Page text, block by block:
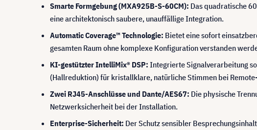
Smarte Formgebung (MXA925B-S-60CM): Das quadratische
eine architektonisch saubere, unauffällige Integration.
Automatic Coverage™ Technologie: Bietet eine sofort
gesamten Raum ohne komplexe Konfiguration verstanden
KI-gestützter IntelliMix® DSP: Integrierte Signalverarbeitung
(Hallreduktion) für kristallklare, natürliche Stimmen bei
Zwei RJ45-Anschlüsse und Dante/AES67: Die physische
Netzwerksicherheit bei der Installation.
Enterprise-Sicherheit: Der Schutz sensibler